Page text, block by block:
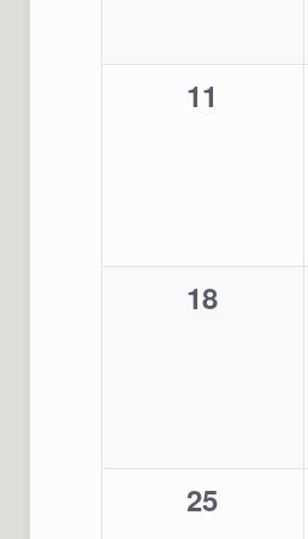
0
11
0
18
0
25